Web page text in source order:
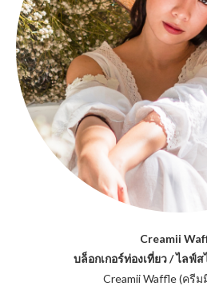
Creamii
บล็อกเกอร์ท่องเที่ยว / ไลฟ์
Creamii Waffle (ครีม